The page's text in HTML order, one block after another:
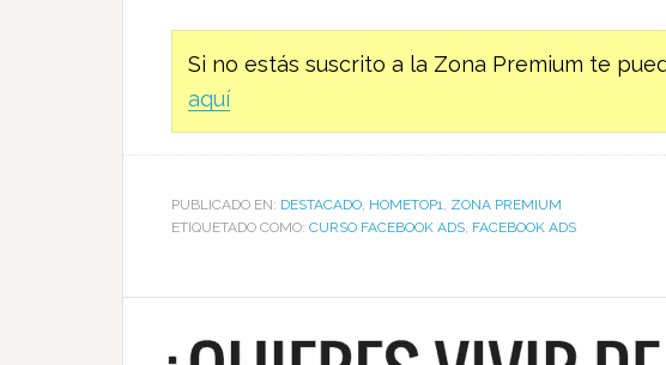
Si no estás suscrito a la Zona Premium te
aquí
PUBLICADO EN: DESTACADO HOMETOP1
ZONA PREMIUM
ETIQUETADO COMO: CURSO FACEBOOK ADS FACEBOOK ADS